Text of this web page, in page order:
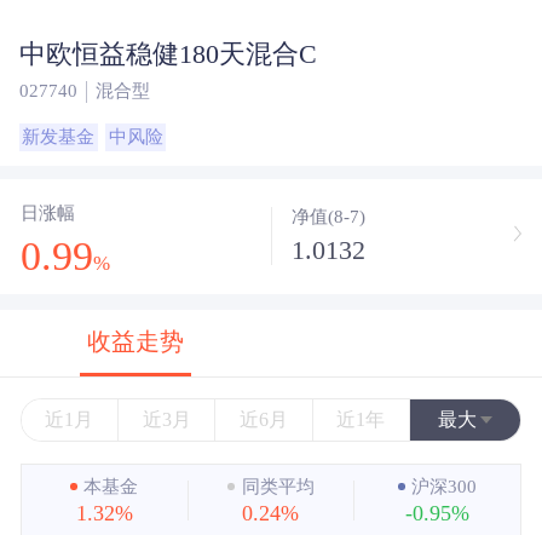
中欧恒益稳健180天混合C
027740 混合型
新发基金 中风险
日涨幅
0.99%
净值(8-7)
1.0132
收益走势
近1月 近3月 近6月 近1年 最大
近3年
近5年
本基金
1.32%
同类平均
0.24%
沪深300
-0.95%